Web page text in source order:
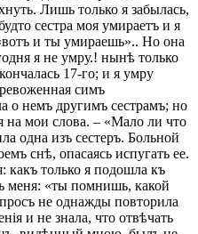
Лишь только я забылась,
сестра моя умираетъ и я
и ты умираешь».. Но она
я не умру.! нынѣ только
17-го; и я умру
симъ
о немъ другимъ сестрамъ; но
на мои слова. – «Мало ли что
одна изъ сестеръ. Больной
снѣ, опасаясь испугать ее.
какъ только я подошла къ
меня: «ты помнишь, какой
не однажды повторила
и не знала, что отвѣчать